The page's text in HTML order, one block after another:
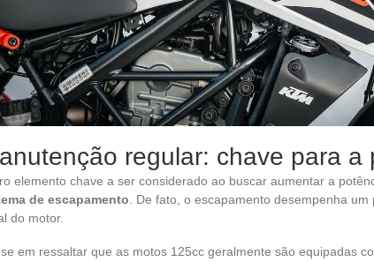
regular: chave para a
elemento chave a ser considerado ao buscar aumentar a
de escapamento. De fato, o escapamento desempenha
do motor.
em ressaltar que as motos 125cc geralmente são equipadas